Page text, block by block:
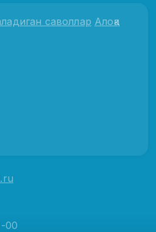
саволлар Алоқа
00